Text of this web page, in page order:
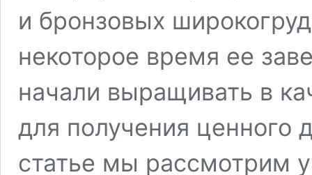
и бронзовых
некоторое время ее
начали выращивать в
для получения ценного
статье мы рассмотрим